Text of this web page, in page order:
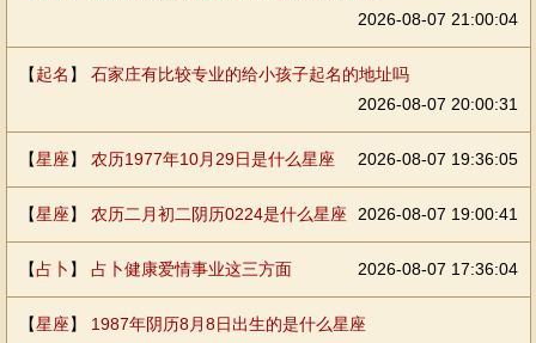
2026-08-07 21:00:04
【起名 】 石家庄有比较专业的给小孩子起名的地址吗
2026-08-07 20:00:31
【星座】 农历1977年10月29日是什么星座 2026-08-07 19:36:05
【星座】 农历二月初二阴历0224是什么星座 2026-08-07 19:00:41
【占卜 】 占卜健康爱情事业这三方面 2026-08-07 17:36:04
【星座】 1987年阴历8月8日出生的是什么星座